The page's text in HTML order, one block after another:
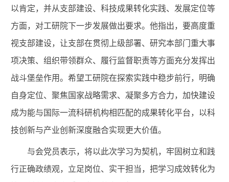
以肯定，并从支部建设、科技成果转化实践、发展定位等
方面，对工研院下一步发展做出要求。他指出，要高度重
视支部建设，让支部在贯彻上级部署、研究本部门重大事
项决策、组织带领群众、履行监督职责等方面充分发挥出
战斗堡垒作用。希望工研院在探索实践中稳步前行，明确
自身定位、聚焦国家战略需求、凝聚多方合力，加快建设
成为能与国际一流科研机构相匹配的成果转化平台，以科
技创新与产业创新深度融合实现更大价值。
与会党员表示，将以此次学习为契机，牢固树立和践
行正确政绩观，立足岗位、实干担当，把学习成效转化为